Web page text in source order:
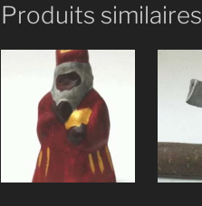
Produits similaires